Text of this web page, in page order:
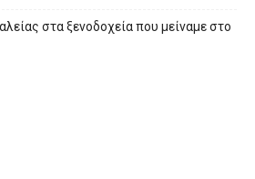
στα ξενοδοχεία που μείναμε στο